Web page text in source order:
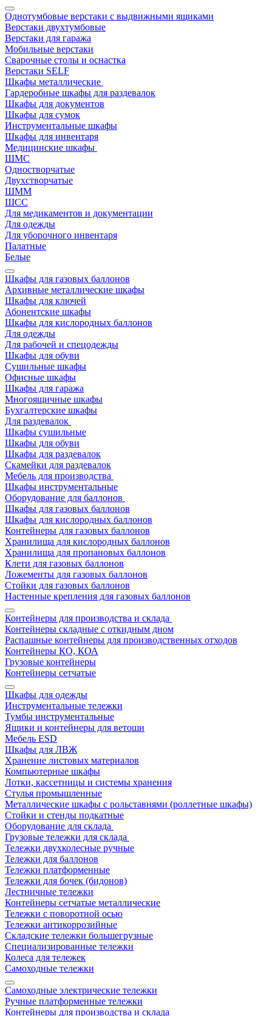
Однотумбовые верстаки с выдвижными ящиками
Верстаки двухтумбовые
Верстаки для гаража
Мобильные верстаки
Сварочные столы и оснастка
Верстаки SELF
Шкафы металлические
Гардеробные шкафы для раздевалок
Шкафы для документов
Шкафы для сумок
Инструментальные шкафы
Шкафы для инвентаря
Медицинские шкафы
ШМС
Одностворчатые
Двухстворчатые
ШММ
ШСС
Для медикаментов и документации
Для одежды
Для уборочного инвентаря
Палатные
Белые
Шкафы для газовых баллонов
Архивные металлические шкафы
Шкафы для ключей
Абонентские шкафы
Шкафы для кислородных баллонов
Для одежды
Для рабочей и спецодежды
Шкафы для обуви
Сушильные шкафы
Офисные шкафы
Шкафы для гаража
Многоящичные шкафы
Бухгалтерские шкафы
Для раздевалок
Шкафы сушильные
Шкафы для обуви
Шкафы для раздевалок
Скамейки для раздевалок
Мебель для производства
Шкафы инструментальные
Оборудование для баллонов
Шкафы для газовых баллонов
Шкафы для кислородных баллонов
Контейнеры для газовых баллонов
Хранилища для кислородных баллонов
Хранилища для пропановых баллонов
Клети для газовых баллонов
Ложементы для газовых баллонов
Стойки для газовых баллонов
Настенные крепления для газовых баллонов
Контейнеры для производства и склада
Контейнеры складные с откидным дном
Распашные контейнеры для производственных отходов
Контейнеры КО, КОА
Грузовые контейнеры
Контейнеры сетчатые
Шкафы для одежды
Инструментальные тележки
Тумбы инструментальные
Ящики и контейнеры для ветоши
Мебель ESD
Шкафы для ЛВЖ
Хранение листовых материалов
Компьютерные шкафы
Лотки, кассетницы и системы хранения
Стулья промышленные
Металлические шкафы с рольставнями (роллетные шкафы)
Стойки и стенды подкатные
Оборудование для склада
Грузовые тележки для склада
Тележки двухколесные ручные
Тележки для баллонов
Тележки платформенные
Тележки для бочек (бидонов)
Лестничные тележки
Контейнеры сетчатые металлические
Тележки с поворотной осью
Тележки антикоррозийные
Складские тележки большегрузные
Специализированные тележки
Колеса для тележек
Самоходные тележки
Самоходные электрические тележки
Ручные платформенные тележки
Контейнеры для производства и склада